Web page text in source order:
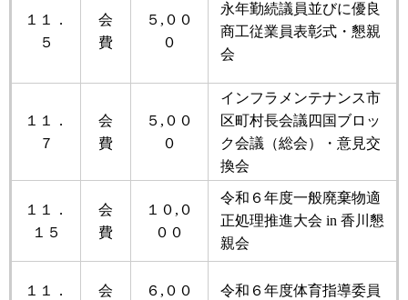
１１．
５
会
費
５,００
０
永年勤続議員並びに優良
商工従業員表彰式・懇親
会
１１．
７
会
費
５,００
０
インフラメンテナンス市
区町村長会議四国ブロッ
ク会議（総会）・意見交
換会
１１．
１５
会
費
１０,０
００
令和６年度一般廃棄物適
正処理推進大会 in 香川懇
親会
１１．
会
６,００
令和６年度体育指導委員